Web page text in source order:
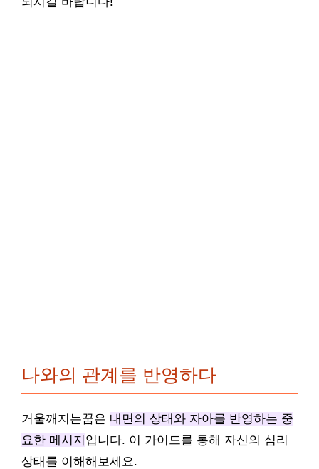
나와의 관계를 반영하다
거울깨지는꿈은 내면의 상태와 자아를 반영하는 중
요한 메시지 입니다. 이 가이드를 통해 자신의 심리
상태를 이해해보세요.